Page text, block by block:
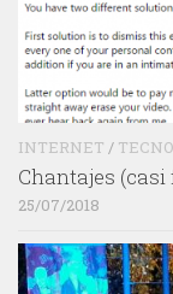
INTERNET /
Chantajes
25/07/2018